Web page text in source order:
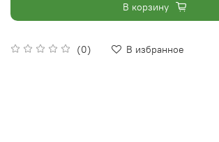
(0) В избранное
В корзину